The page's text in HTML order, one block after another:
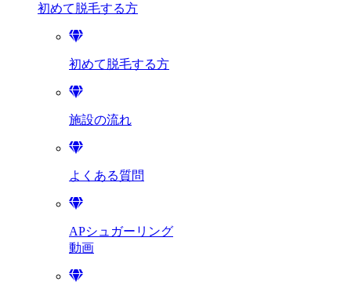
初めて脱毛する方
初めて脱毛する方
施設の流れ
よくある質問
APシュガーリング
動画